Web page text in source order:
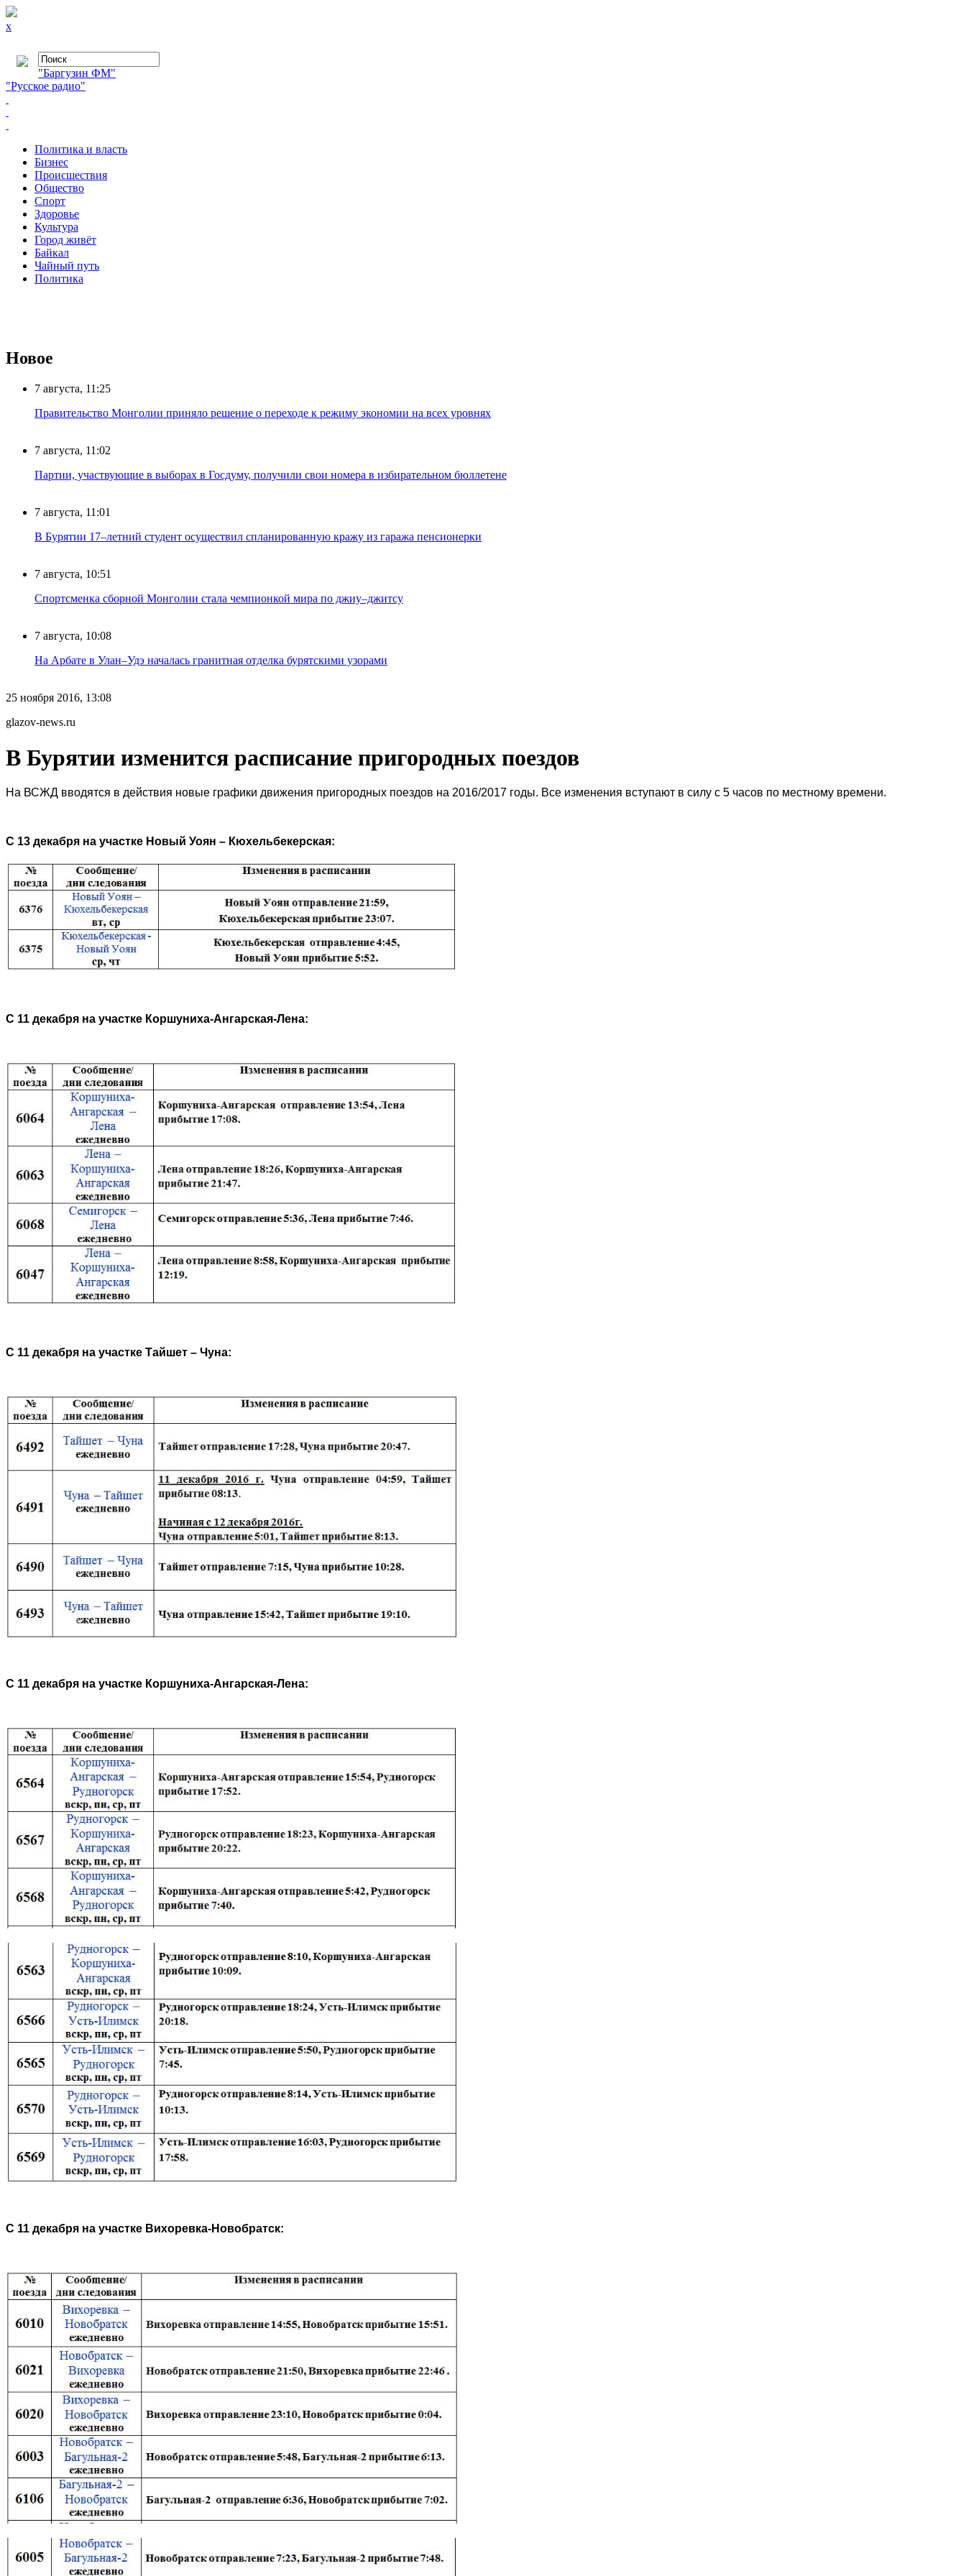
x
"Баргузин ФМ"
"Русское радио"
Политика и власть
Бизнес
Происшествия
Общество
Cпорт
Здоровье
Культура
Город живёт
Байкал
Чайный путь
Политика
Новое
7 августа, 11:25
Правительство Монголии приняло решение о переходе к режиму экономии на всех уровнях
7 августа, 11:02
Партии, участвующие в выборах в Госдуму, получили свои номера в избирательном бюллетене
7 августа, 11:01
В Бурятии 17–летний студент осуществил спланированную кражу из гаража пенсионерки
7 августа, 10:51
Спортсменка сборной Монголии стала чемпионкой мира по джиу–джитсу
7 августа, 10:08
На Арбате в Улан–Удэ началась гранитная отделка бурятскими узорами
25 ноября 2016, 13:08
glazov-news.ru
В Бурятии изменится расписание пригородных поездов
На ВСЖД вводятся в действия новые графики движения пригородных поездов на 2016/2017 годы. Все изменения вступают в силу с 5 часов по местному времени.
С 13 декабря на участке Новый Уоян – Кюхельбекерская:
С 11 декабря на участке Коршуниха-Ангарская-Лена:
С 11 декабря на участке Тайшет – Чуна:
С 11 декабря на участке Коршуниха-Ангарская-Лена:
С 11 декабря на участке Вихоревка-Новобратск: